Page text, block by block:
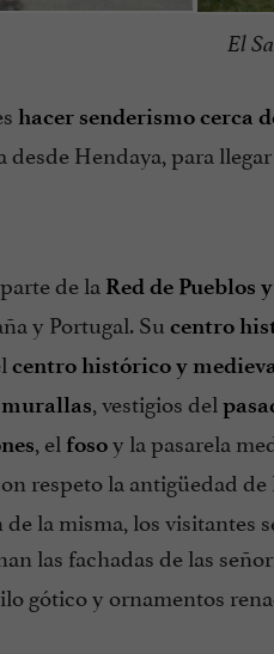
El
hacer senderismo cerca
desde Hendaya, para
de la Red de Pueblos
y Portugal. Su centro
centro histórico y
murallas, vestigios del
, el fosoy la pasarela
respeto la antigüedad
la misma, los visitantes
las fachadas de las
gótico y ornamentos